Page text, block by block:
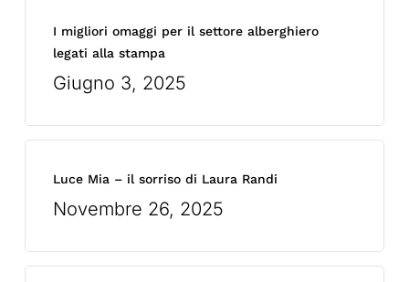
I migliori omaggi per il settore alberghiero
legati alla stampa
Giugno 3, 2025
Luce Mia – il sorriso di Laura Randi
Novembre 26, 2025